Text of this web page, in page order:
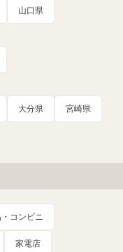
山口県
大分県 宮崎県
コンビニ
家電店